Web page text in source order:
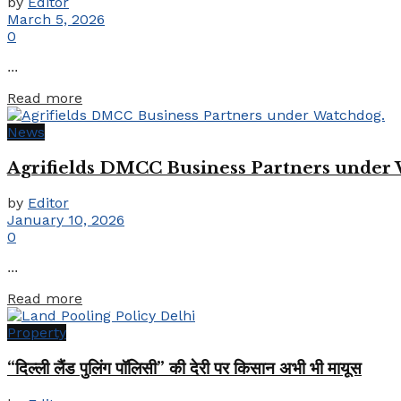
March 5, 2026
0
...
Read more
News
Agrifields DMCC Business Partners under
by Editor
January 10, 2026
0
...
Read more
Property
“दिल्ली लैंड पुलिंग पॉलिसी” की देरी पर किसान अभी भी मायूस